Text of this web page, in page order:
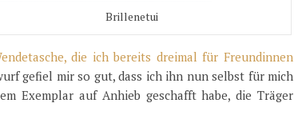
Brillenetui
die ich bereits dreimal für Freundinnen
gefiel mir so gut, dass ich ihn nun selbst für mich
Exemplar auf Anhieb geschafft habe, die Träger